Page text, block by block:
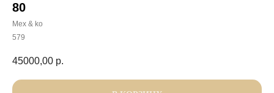
80
Mex & ko
579
45000,00 р.